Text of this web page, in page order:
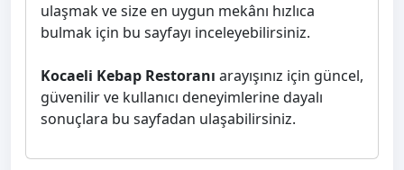
ulaşmak ve size en uygun mekânı hızlıca
bulmak için bu sayfayı inceleyebilirsiniz.
Kocaeli Kebap Restoranı arayışınız için güncel,
güvenilir ve kullanıcı deneyimlerine dayalı
sonuçlara bu sayfadan ulaşabilirsiniz.